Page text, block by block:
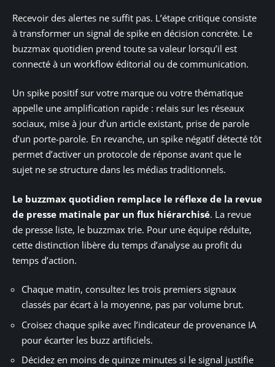
Recevoir des alertes ne suffit pas. L’étape critique consiste
à transformer un signal de spike en décision concrète. Le
buzzmax quotidien prend toute sa valeur lorsqu’il est
connecté à un workflow éditorial ou de communication.
Un spike positif sur votre marque ou votre thématique
appelle une amplification rapide : relais sur les réseaux
sociaux, mise à jour d’un article existant, prise de parole
d’un porte-parole. En revanche, un spike négatif détecté tôt
permet d’activer un protocole de réponse avant que le
sujet ne se structure dans les médias traditionnels.
Le buzzmax quotidien remplace le réflexe de la revue
de presse matinale par un flux hiérarchisé. La revue
de presse liste, le buzzmax trie. Pour une équipe réduite,
cette distinction libère du temps d’analyse au profit du
temps d’action.
Chaque matin, consultez les trois premiers signaux
classés par écart à la moyenne, pas par volume brut.
Croisez chaque spike avec l’indicateur de provenance IA
pour écarter les buzz artificiels.
Décidez en moins de quinze minutes si le signal justifie